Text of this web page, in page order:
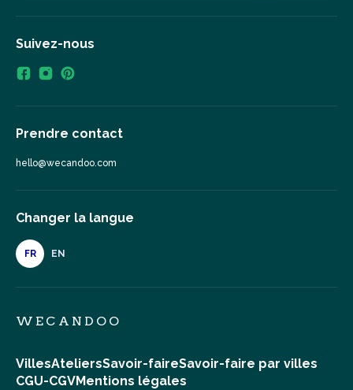
Suivez-nous
Prendre contact
hello@wecandoo.com
Changer la langue
FR EN
WECANDOO
VillesAteliersSavoir-faireSavoir-faire par villes
CGU-CGVMentions légales